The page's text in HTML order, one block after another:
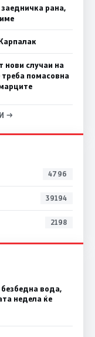
рана,
нови случаи на
помасовна
→
4796
39194
2198
вода,
недела ќе